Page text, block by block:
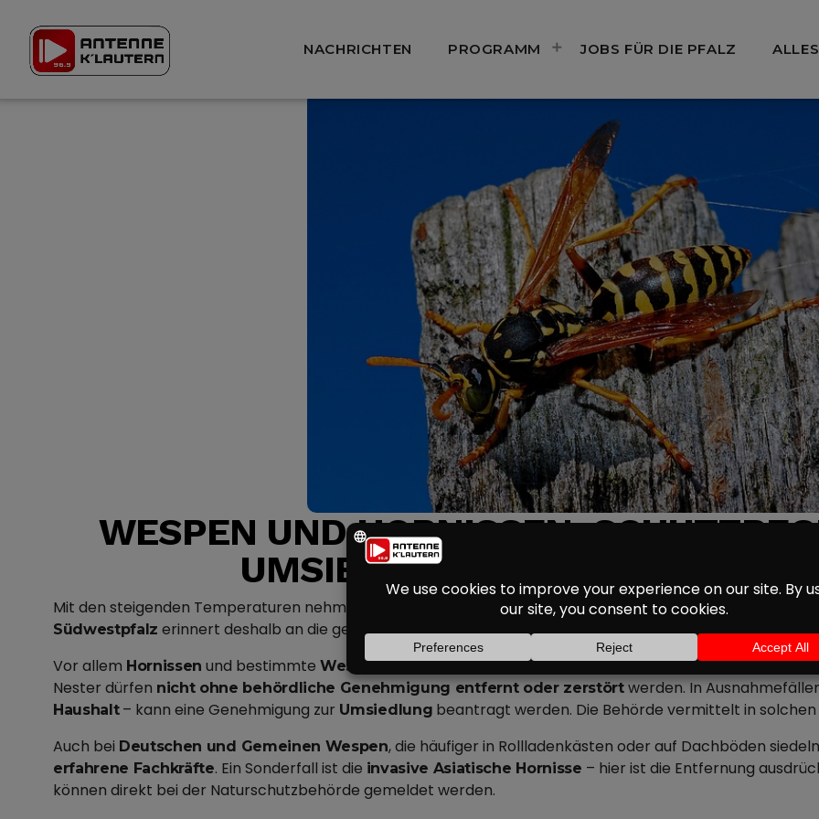
NACHRICHTEN PROGRAMM JOBS FÜR DIE PFALZ
WESPEN UND HORNISSEN:
UMSIEDLUNGEN NUR MIT
Mit den steigenden Temperaturen nehmen auch Wespen- und Hornissennesterin der Region wieder zu.
Südwestpfalz erinnert deshalb an die geltendenSchutzregelungenfür viele der heimischen
Vor allem Hornissen und bestimmteWespenartenwie dieSächsische oder Rote Wespestehen unter
Nester dürfen nicht ohne behördliche Genehmigung entfernt oder zerstörtwerden. In
Haushalt– kann eine Genehmigung zur Umsiedlung beantragt werden. Die Behörde vermittelt in solchen
Auch bei Deutschen und Gemeinen Wespen, die häufiger in Rollladenkästen oder auf Dachböden
erfahrene Fachkräfte. Ein Sonderfall ist die invasive Asiatische Hornisse – hier ist die Entfernung
können direkt bei der Naturschutzbehörde gemeldet werden.